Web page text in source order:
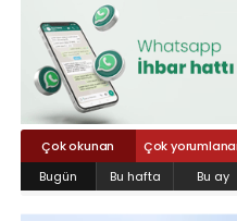
Çok okunan
Çok
Bugün
Bu hafta Bu ay
Yahya
Caddesi